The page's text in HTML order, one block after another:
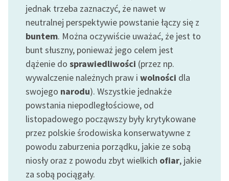
słuchania dla uczennic i
uczniów z
niepełnosprawnościami
Feministyczne inspiracje.
Popularyzacja
skandynawskiej literatury
feministycznej
Ręce pełne poezji
Kolekcje edukacyjne
twórców przechodzących
do domeny publicznej,
lektur szkolnych oraz
jednak trzeba zaznaczyć, że nawet w
neutralnej perspektywie powstanie łączy się z
buntem. Można oczywiście uważać, że jest to
bunt słuszny, ponieważ jego celem jest
dążenie do sprawiedliwości (przez np.
wywalczenie należnych praw i wolności dla
swojego narodu). Wszystkie jednakże
powstania niepodległościowe, od
listopadowego począwszy były krytykowane
przez polskie środowiska konserwatywne z
powodu zaburzenia porządku, jakie ze sobą
niosły oraz z powodu zbyt wielkich ofiar, jakie
za sobą pociągały.